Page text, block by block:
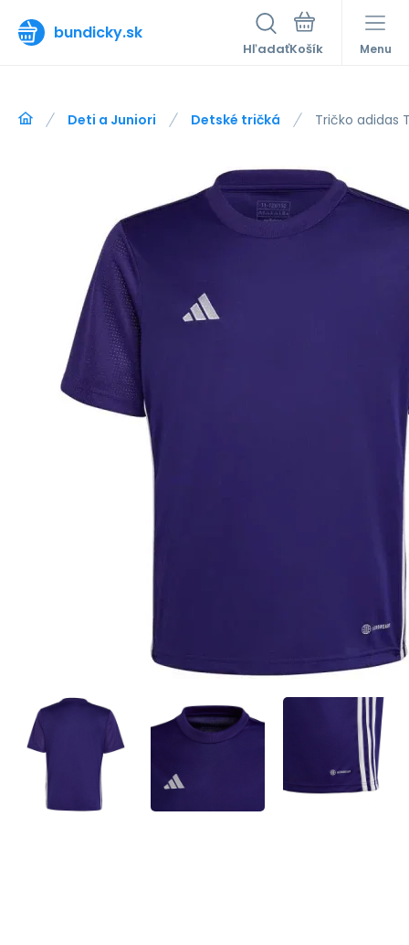
bundicky.sk
Hľadať Menu
Deti a Juniori Detské tričká Tričko adidas